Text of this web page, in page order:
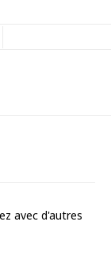
avec d'autres